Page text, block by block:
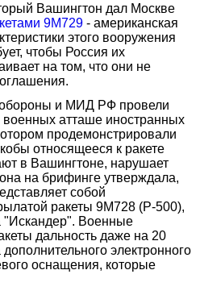
Вашингтон дал Москве
9М729 - американская
этого вооружения
чтобы Россия их
на том, что они не
и МИД РФ провели
атташе иностранных
продемонстрировали
относящееся к ракете
в Вашингтоне, нарушает
на брифинге утверждала,
собой
ракеты 9M728 (Р-500),
"Искандер". Военные
дальность даже на 20
электронного
оснащения, которые